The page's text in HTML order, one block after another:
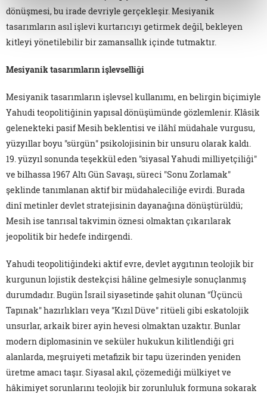
dönüşmesi, bu irade devriyle gerçekleşir. Mesiyanik
tasarımların asıl işlevi kurtarıcıyı getirmek değil, bekleyen
kitleyi yönetilebilir bir zamansallık içinde tutmaktır.
Mesiyanik tasarımların işlevselliği
Mesiyanik tasarımların işlevsel kullanımı, en belirgin biçimiyle
Yahudi teopolitiğinin yapısal dönüşümünde gözlemlenir. Klâsik
gelenekteki pasif Mesih beklentisi ve ilâhî müdahale vurgusu,
yüzyıllar boyu "sürgün" psikolojisinin bir unsuru olarak kaldı.
19. yüzyıl sonunda teşekkül eden "siyasal Yahudi milliyetçiliği"
ve bilhassa 1967 Altı Gün Savaşı, süreci "Sonu Zorlamak"
şeklinde tanımlanan aktif bir müdahaleciliğe evirdi. Burada
dinî metinler devlet stratejisinin dayanağına dönüştürüldü;
Mesih ise tanrısal takvimin öznesi olmaktan çıkarılarak
jeopolitik bir hedefe indirgendi.
Yahudi teopolitiğindeki aktif evre, devlet aygıtının teolojik bir
kurgunun lojistik destekçisi hâline gelmesiyle sonuçlanmış
durumdadır. Bugün İsrail siyasetinde şahit olunan "Üçüncü
Tapınak" hazırlıkları veya "Kızıl Düve" ritüeli gibi eskatolojik
unsurlar, arkaik birer ayin hevesi olmaktan uzaktır. Bunlar
modern diplomasinin ve seküler hukukun kilitlendiği gri
alanlarda, meşruiyeti metafizik bir tapu üzerinden yeniden
üretme amacı taşır. Siyasal akıl, çözemediği mülkiyet ve
hâkimiyet sorunlarını teolojik bir zorunluluk formuna sokarak